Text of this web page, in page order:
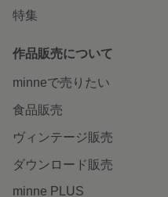
特集
作品販売について
minneで売りたい
食品販売
ヴィンテージ販売
ダウンロード販売
minne PLUS